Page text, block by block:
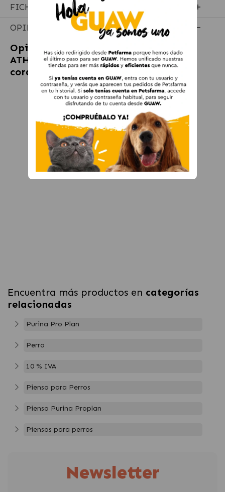
FICHA TÉCNICA
OPINIONES
Opiniones sobre PRO PLAN LARGE
ATHLETIC Pienso para perros con
cordero
Encuentra más productos en categorías
relacionadas
Purina Pro Plan
Perro
10 % IVA
Pienso para Perros
Pienso Purina Proplan
Piensos para perros
Newsletter